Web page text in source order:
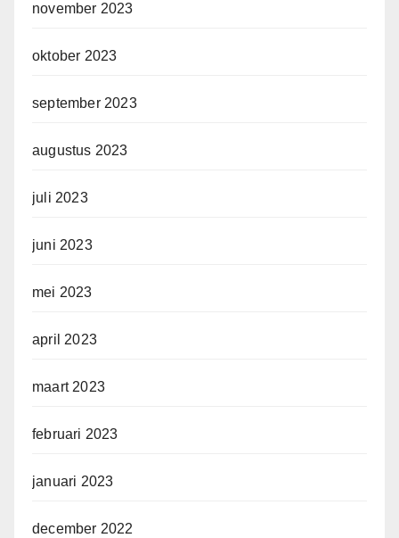
november 2023
oktober 2023
september 2023
augustus 2023
juli 2023
juni 2023
mei 2023
april 2023
maart 2023
februari 2023
januari 2023
december 2022